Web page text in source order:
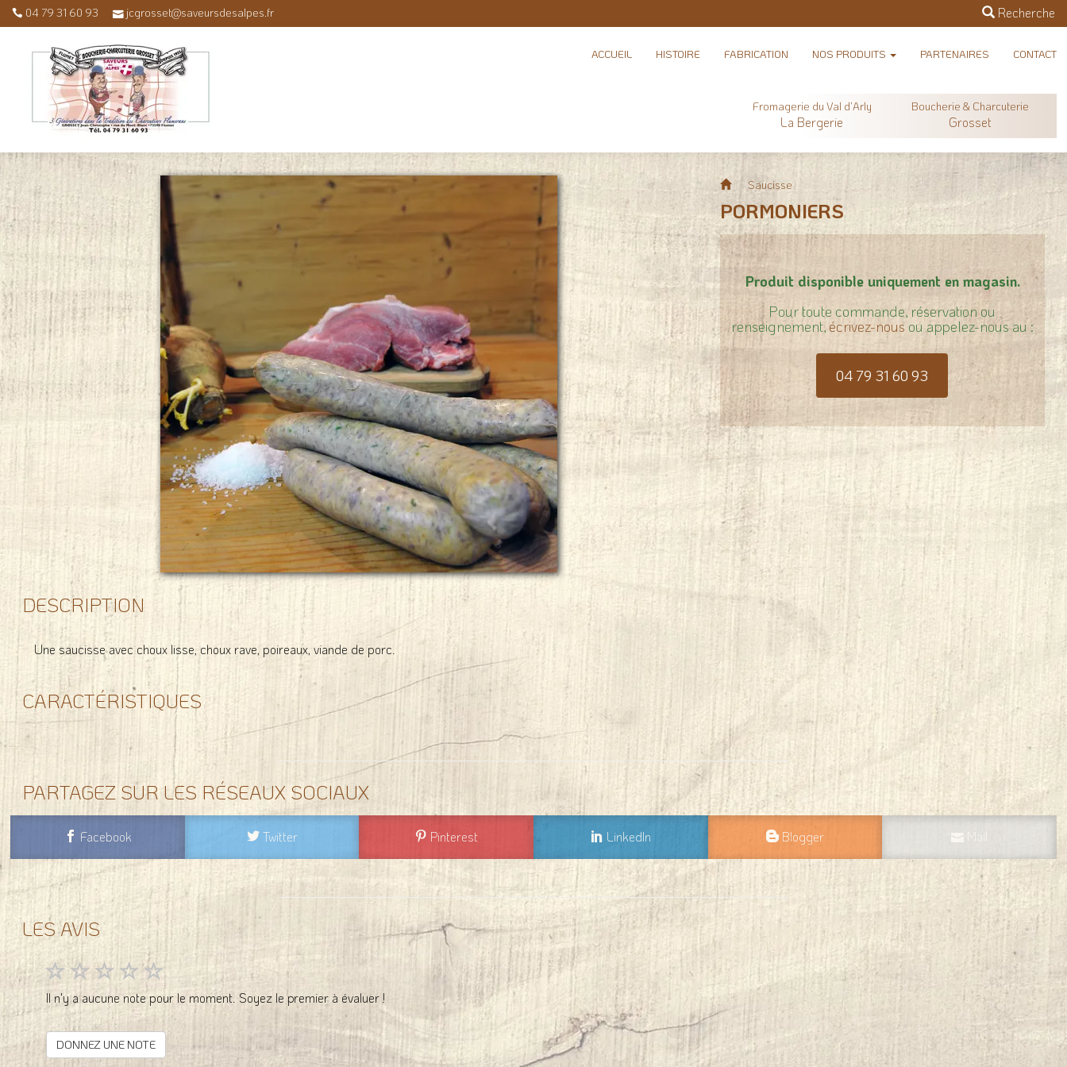
04 79 31 60 93 jcgrosset@saveursdesalpes.fr Recherche
ACCUEIL HISTOIRE FABRICATION NOS PRODUITS PARTENAIRES CONTACT
Fromagerie du Val d’Arly
La Bergerie
Boucherie & Charcuterie
Grosset
Saucisse
PORMONIERS
Produit disponible uniquement en magasin.
Pour toute commande, réservation ou
renseignement, écrivez-nous ou appelez-nous au :
04 79 31 60 93
DESCRIPTION
Une saucisse avec choux lisse, choux rave, poireaux, viande de porc.
CARACTÉRISTIQUES
PARTAGEZ SUR LES RÉSEAUX SOCIAUX
Facebook Twitter Pinterest LinkedIn Blogger Mail
LES AVIS
Il n'y a aucune note pour le moment. Soyez le premier à évaluer !
DONNEZ UNE NOTE